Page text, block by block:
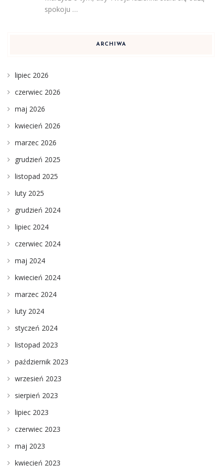
spokoju …
ARCHIWA
lipiec 2026
czerwiec 2026
maj 2026
kwiecień 2026
marzec 2026
grudzień 2025
listopad 2025
luty 2025
grudzień 2024
lipiec 2024
czerwiec 2024
maj 2024
kwiecień 2024
marzec 2024
luty 2024
styczeń 2024
listopad 2023
październik 2023
wrzesień 2023
sierpień 2023
lipiec 2023
czerwiec 2023
maj 2023
kwiecień 2023